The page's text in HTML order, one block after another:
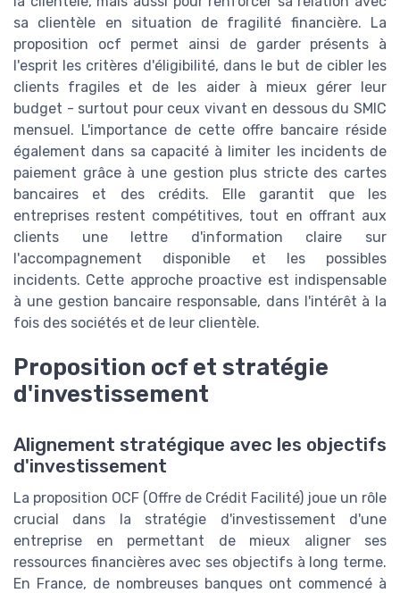
sa clientèle en situation de fragilité financière. La
proposition ocf permet ainsi de garder présents à
l'esprit les critères d'éligibilité, dans le but de cibler les
clients fragiles et de les aider à mieux gérer leur
budget - surtout pour ceux vivant en dessous du SMIC
mensuel. L'importance de cette offre bancaire réside
également dans sa capacité à limiter les incidents de
paiement grâce à une gestion plus stricte des cartes
bancaires et des crédits. Elle garantit que les
entreprises restent compétitives, tout en offrant aux
clients une lettre d'information claire sur
l'accompagnement disponible et les possibles
incidents. Cette approche proactive est indispensable
à une gestion bancaire responsable, dans l'intérêt à la
fois des sociétés et de leur clientèle.
Proposition ocf et stratégie
d'investissement
Alignement stratégique avec les objectifs
d'investissement
La proposition OCF (Offre de Crédit Facilité) joue un rôle
crucial dans la stratégie d'investissement d'une
entreprise en permettant de mieux aligner ses
ressources financières avec ses objectifs à long terme.
En France, de nombreuses banques ont commencé à